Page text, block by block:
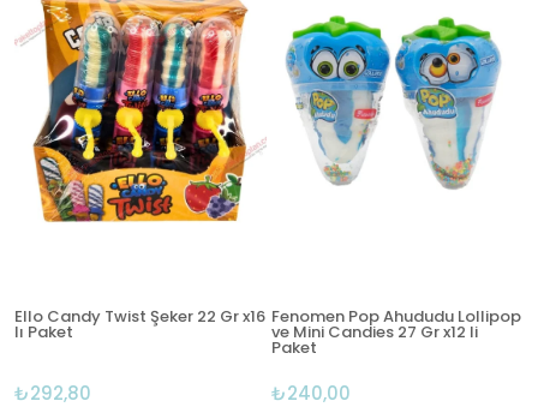
Ello Candy Twist Şeker 22 Gr x16
lı Paket
₺292,80
Fenomen Pop Ahududu Lollipop
ve Mini Candies 27 Gr x12 li
Paket
₺240,00